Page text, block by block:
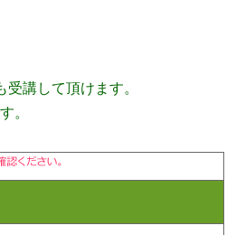
講して頂けます。
。